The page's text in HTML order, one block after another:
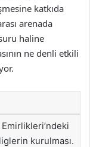
katkıda
arenada
haline
ne denli etkili
kurulması.